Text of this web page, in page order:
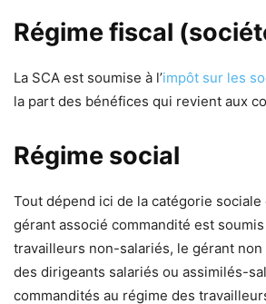
Régime fiscal
La SCA est soumise à l’impôt sur les
la part des bénéfices qui revient aux
Régime social
Tout dépend ici de la catégorie sociale
gérant associé commandité est
travailleurs non-salariés, le gérant non
des dirigeants salariés ou assimilés-
commandités au régime des